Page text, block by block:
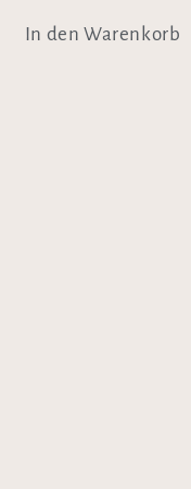
In den Warenkorb